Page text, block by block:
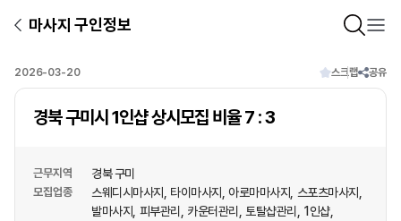
마사지 구인정보
2026-03-20 스크랩 공유
경북 구미시 1인샵 상시모집 비율 7 : 3
근무지역 경북 구미
모집업종 스웨디시마사지 타이마사지 아로마마사지
스포츠마사지
발마사지
피부관리 카운터관리 토탈샵관리
1인샵